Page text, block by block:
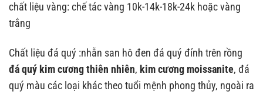
chất liệu vàng: chế tác vàng 10k-14k-18k-24k hoặc vàng
trắng
Chất liệu đá quý :nhẫn san hô đen đá quý đính trên rồng
đá quý kim cương thiên nhiên, kim cương moissanite, đá
quý màu các loại khác theo tuổi mệnh phong thủy, ngoài ra